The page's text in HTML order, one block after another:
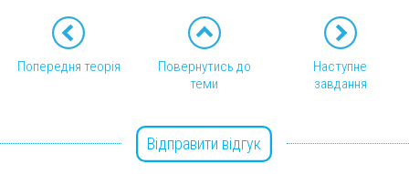
Попередня теорія
Повернутись до
теми
Наступне
завдання
Відправити відгук